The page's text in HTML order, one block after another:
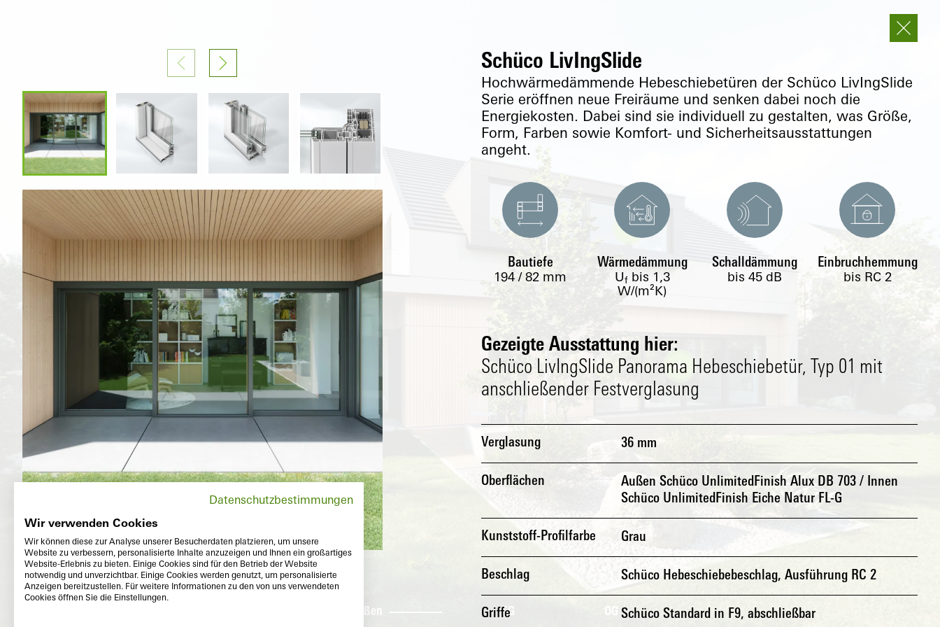
Außen EG OG
Schüco LivIngSlide
Hochwärmedämmende Hebeschiebetüren der Schüco LivIngSlide
Serie eröffnen neue Freiräume und senken dabei noch die
Energiekosten. Dabei sind sie individuell zu gestalten, was Größe,
Form, Farben sowie Komfort- und Sicherheitsausstattungen
angeht.
Bautiefe
194 / 82 mm
Wärmedämmung
Uf bis 1,3
W/(m²K)
Schalldämmung
bis 45 dB
Einbruchhemmung
bis RC 2
Gezeigte Ausstattung hier:
Schüco LivIngSlide Panorama Hebeschiebetür, Typ 01 mit
anschließender Festverglasung
Verglasung 36 mm
Oberflächen
Außen Schüco UnlimitedFinish Alux DB 703 / Innen
Schüco UnlimitedFinish Eiche Natur FL-G
Kunststoff-Profilfarbe Grau
Beschlag Schüco Hebeschiebebeschlag, Ausführung RC 2
Griffe Schüco Standard in F9, abschließbar
Datenschutzbestimmungen
Wir verwenden Cookies
Wir können diese zur Analyse unserer Besucherdaten platzieren, um unsere
Website zu verbessern, personalisierte Inhalte anzuzeigen und Ihnen ein großartiges
Website-Erlebnis zu bieten. Einige Cookies sind für den Betrieb der Website
notwendig und unverzichtbar. Einige Cookies werden genutzt, um personalisierte
Anzeigen bereitzustellen. Für weitere Informationen zu den von uns verwendeten
Cookies öffnen Sie die Einstellungen.